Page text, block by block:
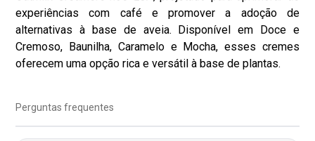
experiências com café e promover a adoção de
alternativas à base de aveia. Disponível em Doce e
Cremoso, Baunilha, Caramelo e Mocha, esses cremes
oferecem uma opção rica e versátil à base de plantas.
Perguntas frequentes